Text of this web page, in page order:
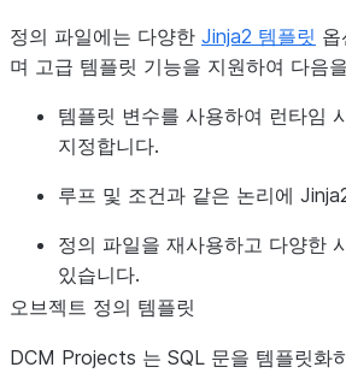
- name: "TEST_TEAM_B"
write_access: FALSE
PROD:
env_suffix
name
"Marketing"
write_access: FALSE
-
name
write_access
-
name:
"HR"
정의 파일에는 다양한 Jinja2 템플릿
며 고급 템플릿 기능을 지원하여 다음
템플릿 변수를 사용하여 런타임
지정합니다.
루프 및 조건과 같은 논리에
정의 파일을 재사용하고 다양한
있습니다.
오브젝트 정의 템플릿
DCM Projects 는 SQL 문을 템플릿화